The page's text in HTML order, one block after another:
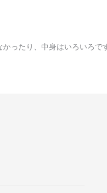
ったり、中身はいろいろ